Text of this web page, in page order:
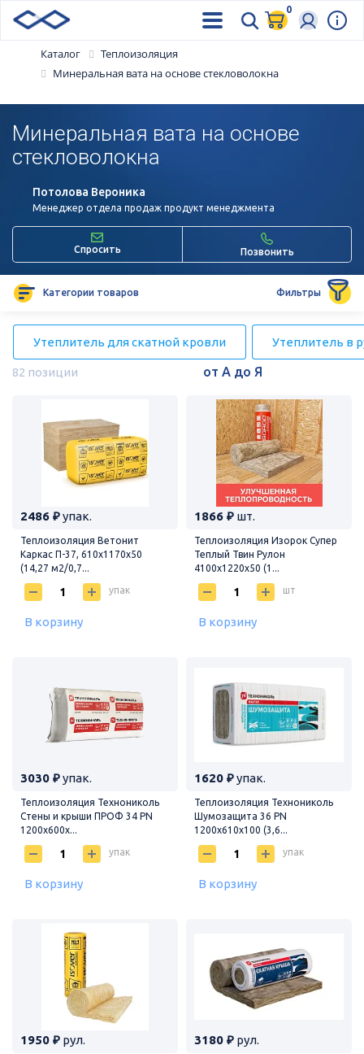
0
Каталог
Теплоизоляция
Минеральная вата на основе стекловолокна
Минеральная вата на основе
стекловолокна
Потолова Вероника
Менеджер отдела продаж продукт менеджмента
Спросить Позвонить
Категории товаров Фильтры
Утеплитель для скатной кровли Утеплитель в
82 позиции
2486 ₽упак.
Теплоизоляция Ветонит
Каркас П-37, 610х1170х50
(14,27 м2/0,7...
упак
В корзину
1866 ₽ шт.
Теплоизоляция Изорок Супер
Теплый Твин Рулон
4100х1220х50 (1...
шт
В корзину
3030 ₽упак.
Теплоизоляция Технониколь
Стены и крыши ПРОФ 34 PN
1200х600х...
упак
В корзину
1620 ₽упак.
Теплоизоляция Технониколь
Шумозащита 36 PN
1200х610х100 (3,6...
упак
В корзину
1950 ₽ рул. 3180 ₽ рул.